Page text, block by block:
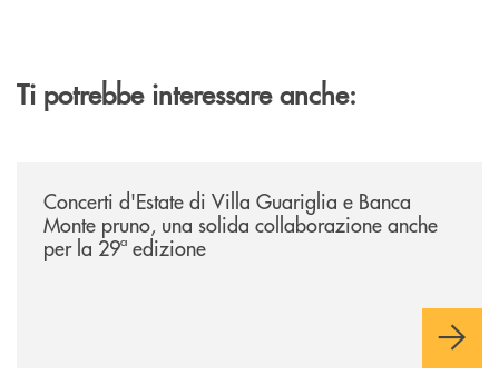
Ti potrebbe interessare anche:
Concerti d'Estate di Villa Guariglia e Banca
Monte pruno, una solida collaborazione anche
per la 29ª edizione